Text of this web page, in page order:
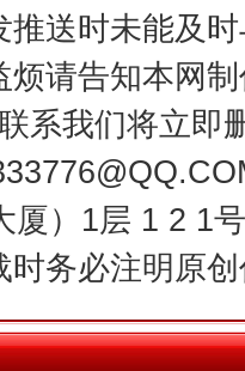
推送时未能及
烦请告知本网
系我们将立即
厦）1层 1 2 1
时务必注明原
今